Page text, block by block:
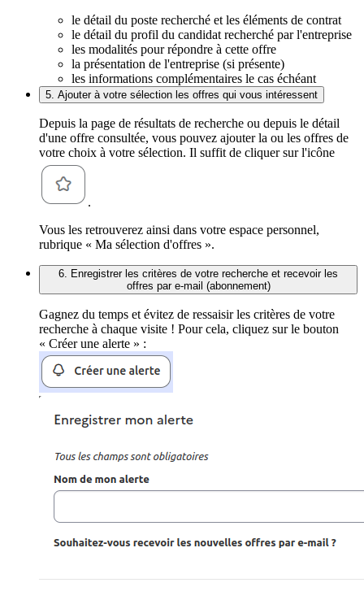
le détail du poste recherché et les éléments de contrat
le détail du profil du candidat recherché par l'entreprise
les modalités pour répondre à cette offre
la présentation de l'entreprise (si présente)
les informations complémentaires le cas échéant
5. Ajouter à votre sélection les offres qui vous intéressent
Depuis la page de résultats de recherche ou depuis le détail
d'une offre consultée, vous pouvez ajouter la ou les offres de
votre choix à votre sélection. Il suffit de cliquer sur l'icône
.
Vous les retrouverez ainsi dans votre espace personnel,
rubrique « Ma sélection d'offres ».
6. Enregistrer les critères de votre recherche et recevoir les
offres par e-mail (abonnement)
Gagnez du temps et évitez de ressaisir les critères de votre
recherche à chaque visite ! Pour cela, cliquez sur le bouton
« Créer une alerte » :